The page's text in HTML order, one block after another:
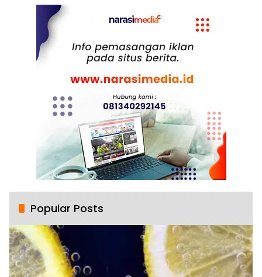
Popular Posts